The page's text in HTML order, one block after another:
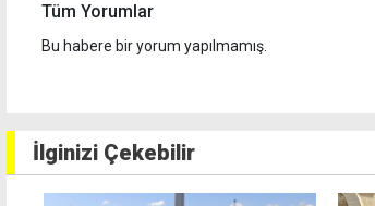
Tüm Yorumlar
Bu habere bir yorum yapılmamış.
İlginizi Çekebilir